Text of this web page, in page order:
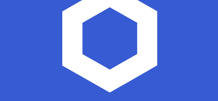
オンラインの送金が迅速、安全、簡単に行えます。ライブの
追跡と通知に加え、柔軟な配信と支払いオプションをご利用